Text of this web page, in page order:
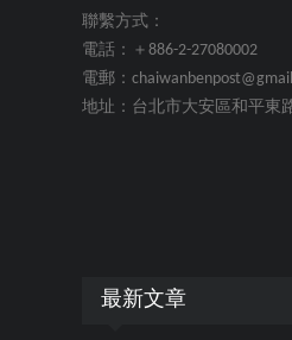
聯繫方式：
電話：＋886-2-27080002
電郵：
地址：台北市大安區和平東
最新文章